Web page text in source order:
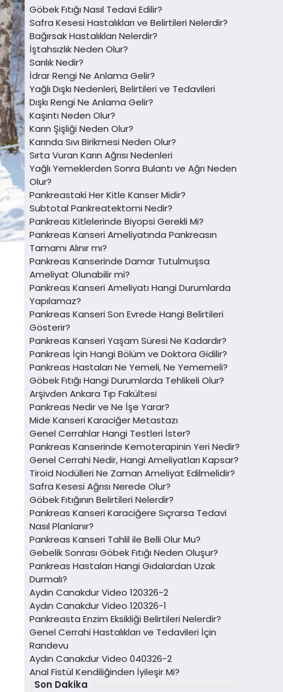
Göbek Fıtığı Nasıl Tedavi Edilir?
Safra Kesesi Hastalıkları ve Belirtileri Nelerdir?
Bağırsak Hastalıkları Nelerdir?
İştahsızlık Neden Olur?
Sarılık Nedir?
İdrar Rengi Ne Anlama Gelir?
Yağlı Dışkı Nedenleri, Belirtileri ve Tedavileri
Dışkı Rengi Ne Anlama Gelir?
Kaşıntı Neden Olur?
Karın Şişliği Neden Olur?
Karında Sıvı Birikmesi Neden Olur?
Sırta Vuran Karın Ağrısı Nedenleri
Yağlı Yemeklerden Sonra Bulantı ve Ağrı Neden
Olur?
Pankreastaki Her Kitle Kanser Midir?
Subtotal Pankreatektomi Nedir?
Pankreas Kitlelerinde Biyopsi Gerekli Mi?
Pankreas Kanseri Ameliyatında Pankreasın
Tamamı Alınır mı?
Pankreas Kanserinde Damar Tutulmuşsa
Ameliyat Olunabilir mi?
Pankreas Kanseri Ameliyatı Hangi Durumlarda
Yapılamaz?
Pankreas Kanseri Son Evrede Hangi Belirtileri
Gösterir?
Pankreas Kanseri Yaşam Süresi Ne Kadardır?
Pankreas İçin Hangi Bölüm ve Doktora Gidilir?
Pankreas Hastaları Ne Yemeli, Ne Yememeli?
Göbek Fıtığı Hangi Durumlarda Tehlikeli Olur?
Arşivden Ankara Tıp Fakültesi
Pankreas Nedir ve Ne İşe Yarar?
Mide Kanseri Karaciğer Metastazı
Genel Cerrahlar Hangi Testleri İster?
Pankreas Kanserinde Kemoterapinin Yeri Nedir?
Genel Cerrahi Nedir, Hangi Ameliyatları Kapsar?
Tiroid Nodülleri Ne Zaman Ameliyat Edilmelidir?
Safra Kesesi Ağrısı Nerede Olur?
Göbek Fıtığının Belirtileri Nelerdir?
Pankreas Kanseri Karaciğere Sıçrarsa Tedavi
Nasıl Planlanır?
Pankreas Kanseri Tahlil ile Belli Olur Mu?
Gebelik Sonrası Göbek Fıtığı Neden Oluşur?
Pankreas Hastaları Hangi Gıdalardan Uzak
Durmalı?
Aydın Canakdur Video 120326-2
Aydın Canakdur Video 120326-1
Pankreasta Enzim Eksikliği Belirtileri Nelerdir?
Genel Cerrahi Hastalıkları ve Tedavileri İçin
Randevu
Aydın Canakdur Video 040326-2
Anal Fistül Kendiliğinden İyileşir Mi?
Son Dakika